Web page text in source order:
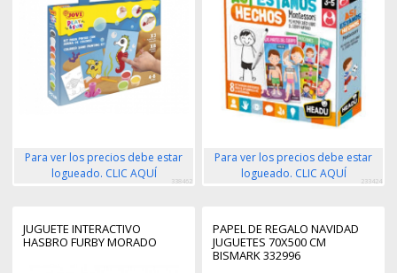
Para ver los precios debe estar
logueado. CLIC AQUÍ
338462
Para ver los precios debe estar
logueado. CLIC AQUÍ
233424
JUGUETE INTERACTIVO
HASBRO FURBY MORADO
PAPEL DE REGALO NAVIDAD
JUGUETES 70X500 CM
BISMARK 332996